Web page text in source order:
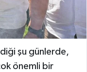
şu günlerde,
önemli bir